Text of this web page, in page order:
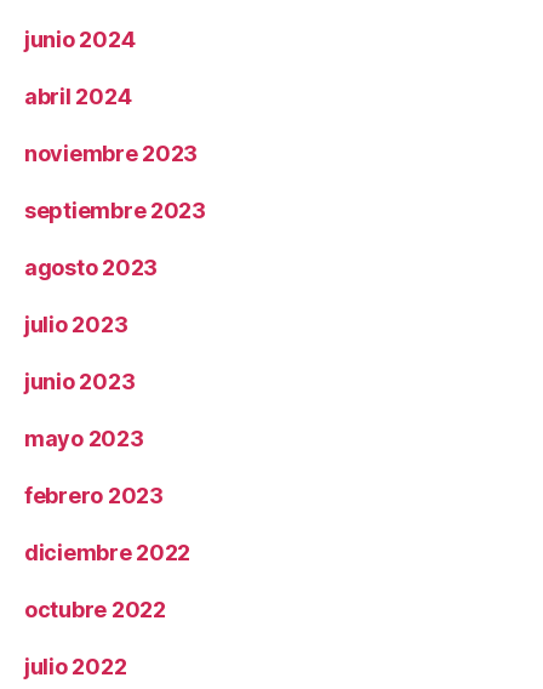
junio 2024
abril 2024
noviembre 2023
septiembre 2023
agosto 2023
julio 2023
junio 2023
mayo 2023
febrero 2023
diciembre 2022
octubre 2022
julio 2022